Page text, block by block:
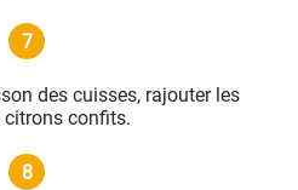
7
des cuisses, rajouter les
citrons confits.
8